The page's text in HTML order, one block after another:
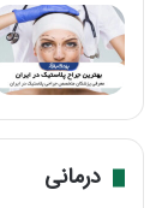
درمانی